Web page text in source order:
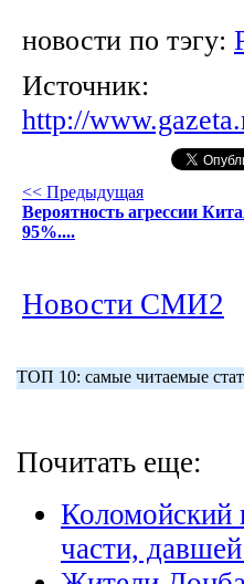
новости по тэгу:
Источник:
http://
<< Предыдущая
Вероятность агрессии
95%....
Новости СМИ2
ТОП 10: самые читаемые
Почитать еще:
Коломойский
части,